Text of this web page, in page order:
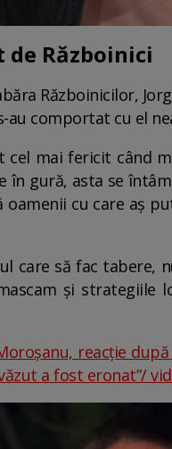
Războinici
Războinicilor,
au comportat cu el
mai fericit când
în gură, asta se
oamenii cu care aș
care să fac tabere,
și strategiile
reacție
a fost eronat”/